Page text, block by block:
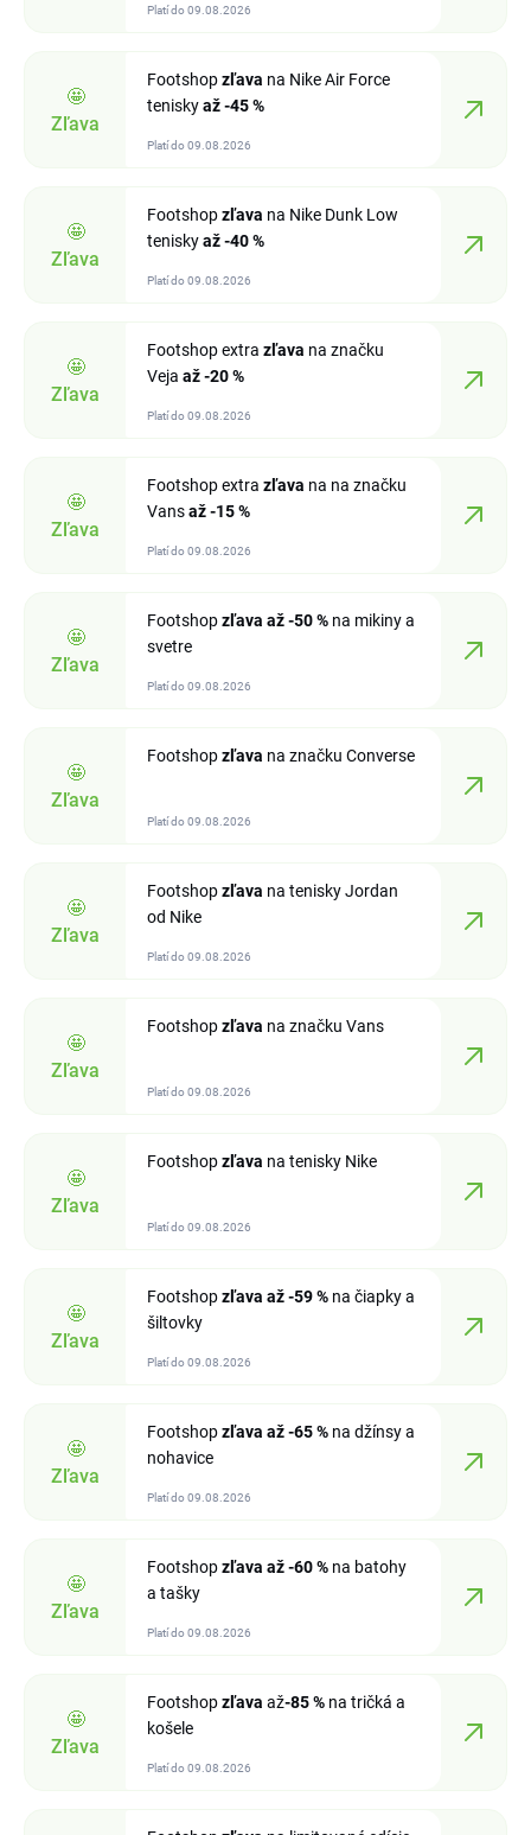
Platí do 09.08.2026
🤩
Zľava
Footshopzľava na Nike Air Force
teniskyaž -45 %
Platí do 09.08.2026
🤩
Zľava
Footshopzľava na Nike Dunk Low
teniskyaž -40 %
Platí do 09.08.2026
🤩
Zľava
Footshop extra zľava na značku
Veja až -20 %
Platí do 09.08.2026
🤩
Zľava
Footshop extra zľava na na značku
Vansaž -15 %
Platí do 09.08.2026
🤩
Zľava
Footshopzľava až -50 % na mikiny a
svetre
Platí do 09.08.2026
🤩
Zľava
Footshopzľava na značku Converse
Platí do 09.08.2026
🤩
Zľava
Footshopzľava na tenisky Jordan
od Nike
Platí do 09.08.2026
🤩
Zľava
Footshopzľava na značku Vans
Platí do 09.08.2026
🤩
Zľava
Footshopzľava na tenisky Nike
Platí do 09.08.2026
🤩
Zľava
Footshopzľava až -59 % na čiapky a
šiltovky
Platí do 09.08.2026
🤩
Zľava
Footshopzľava až -65 % na džínsy a
nohavice
Platí do 09.08.2026
🤩
Zľava
Footshopzľava až -60 % na batohy
a tašky
Platí do 09.08.2026
🤩
Zľava
Footshopzľava až-85 % na tričká a
košele
Platí do 09.08.2026